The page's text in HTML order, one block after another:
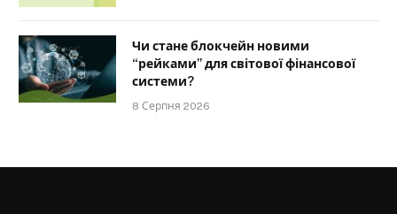
Чи стане блокчейн новими
“рейками” для світової фінансової
системи?
8 Серпня 2026